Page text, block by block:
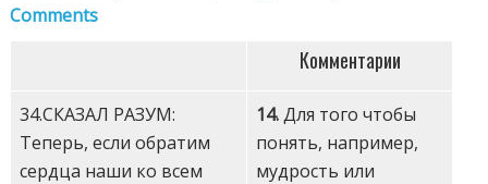
Comments
Комментарии
34.СКАЗАЛ РАЗУМ:
Теперь, если обратим
сердца наши ко всем
14.Для того чтобы
понять, например,
мудрость или